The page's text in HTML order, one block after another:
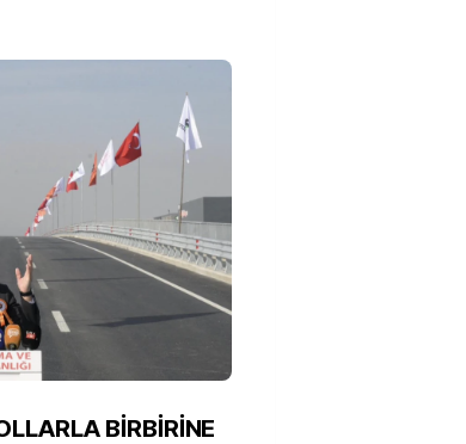
BİRBİRİNE